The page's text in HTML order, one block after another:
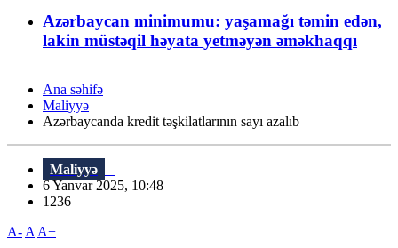
Azərbaycan minimumu: yaşamağı təmin edən,
lakin müstəqil həyata yetməyən əməkhaqqı
Ana səhifə
Maliyyə
Azərbaycanda kredit təşkilatlarının sayı azalıb
Maliyyə
6 Yanvar 2025, 10:48
1236
A- A A+